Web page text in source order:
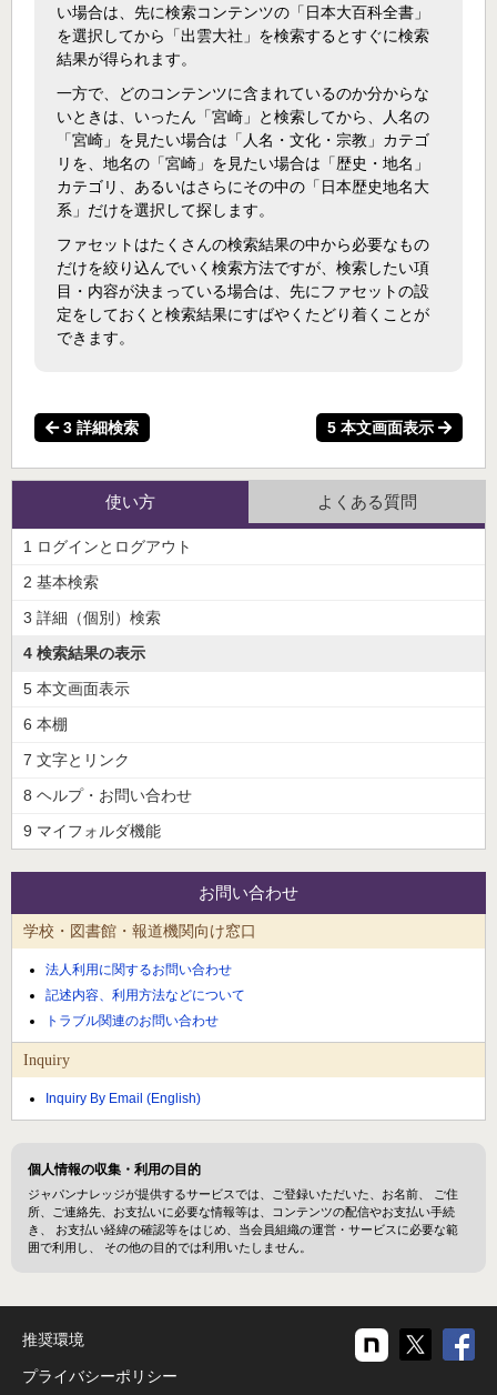
い場合は、先に検索コンテンツの「日本大百科全書」
を選択してから「出雲大社」を検索するとすぐに検索
結果が得られます。
一方で、どのコンテンツに含まれているのか分からな
いときは、いったん「宮崎」と検索してから、人名の
「宮崎」を見たい場合は「人名・文化・宗教」カテゴ
リを、地名の「宮崎」を見たい場合は「歴史・地名」
カテゴリ、あるいはさらにその中の「日本歴史地名大
系」だけを選択して探します。
ファセットはたくさんの検索結果の中から必要なもの
だけを絞り込んでいく検索方法ですが、検索したい項
目・内容が決まっている場合は、先にファセットの設
定をしておくと検索結果にすばやくたどり着くことが
できます。
3 詳細検索 5 本文画面表示
使い方 よくある質問
1 ログインとログアウト
2 基本検索
3 詳細（個別）検索
4 検索結果の表示
5 本文画面表示
6 本棚
7 文字とリンク
8 ヘルプ・お問い合わせ
9 マイフォルダ機能
お問い合わせ
学校・図書館・報道機関向け窓口
法人利用に関するお問い合わせ
記述内容、利用方法などについて
トラブル関連のお問い合わせ
Inquiry
Inquiry By Email (English)
個人情報の収集・利用の目的
ジャパンナレッジが提供するサービスでは、ご登録いただいた、お名前、 ご住
所、ご連絡先、お支払いに必要な情報等は、コンテンツの配信やお支払い手続
き、 お支払い経緯の確認等をはじめ、当会員組織の運営・サービスに必要な範
囲で利用し、 その他の目的では利用いたしません。
推奨環境
プライバシーポリシー